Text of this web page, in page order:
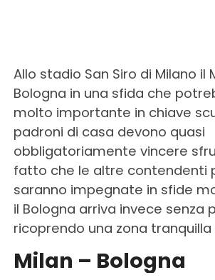
Allo stadio San Siro di Milano il
Bologna in una sfida che
molto importante in chiave
padroni di casa devono quasi
obbligatoriamente vincere
fatto che le altre contendenti
saranno impegnate in sfide
il Bologna arriva invece senza
ricoprendo una zona
Milan – Bologna